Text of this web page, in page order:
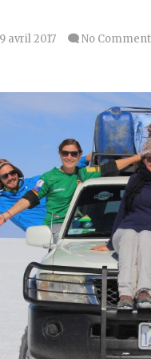
9 avril 2017 No